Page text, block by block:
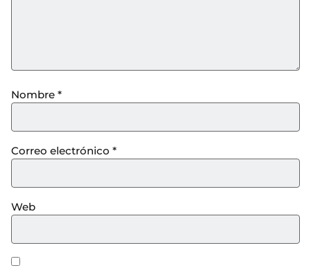
Nombre *
Correo electrónico *
Web